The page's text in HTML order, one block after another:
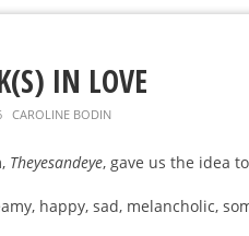
IN LOVE
CAROLINE BODIN
Theyesandeye, gave us the idea
happy, sad, melancholic,